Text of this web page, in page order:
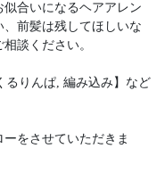
合いになるヘアアレン
前髪は残してほしいな
談ください。
るりんぱ, 編み込み】など
をさせていただきま